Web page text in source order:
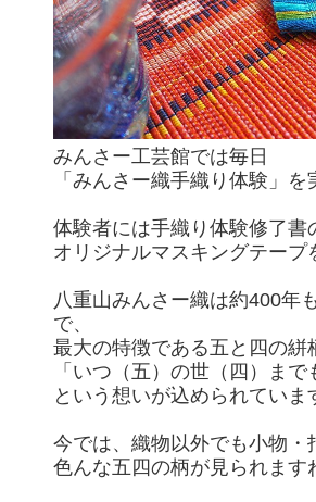
みんさー工芸館では毎日
「みんさー織手織り体験」
体験者には手織り体験修了書
オリジナルマスキングテープ
八重山みんさー織は約400年
で、
最大の特徴である五と四の絣
「いつ（五）の世（四）まで
という想いが込められていま
今では、織物以外でも小物・
色んな五四の柄が見られます